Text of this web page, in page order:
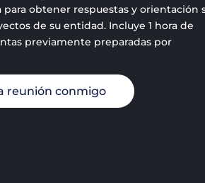
obtener respuestas y orientación
de su entidad. Incluye 1 hora de
previamente preparadas por
reunión conmigo